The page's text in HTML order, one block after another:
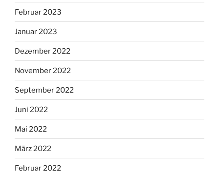
Februar 2023
Januar 2023
Dezember 2022
November 2022
September 2022
Juni 2022
Mai 2022
März 2022
Februar 2022